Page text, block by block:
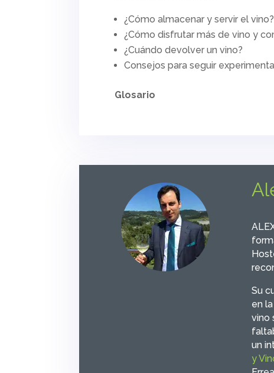
¿Cómo almacenar y servir el vino?
¿Cómo disfrutar más de vino y
¿Cuándo devolver un vino?
Consejos para seguir
Glosario
Su
en
vino
un
y